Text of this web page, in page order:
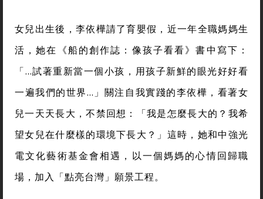
女兒出生後，李依樺請了育嬰假，近一年全職媽媽生
活，她在《船的創作誌：像孩子看看》書中寫下：
「…試著重新當一個小孩，用孩子新鮮的眼光好好看
一遍我們的世界…」關注自我實踐的李依樺，看著女
兒一天天長大，不禁回想：「我是怎麼長大的？我希
望女兒在什麼樣的環境下長大？」這時，她和中強光
電文化藝術基金會相遇，以一個媽媽的心情回歸職
場，加入「點亮台灣」願景工程。